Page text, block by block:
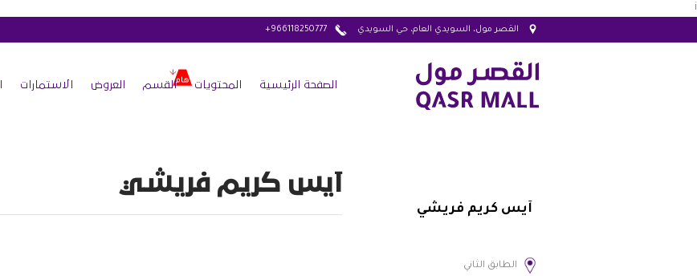
i
القصر مول، السويدي العام، حي السويدي +966118250777
الصفحة الرئيسية المحتويات القسم العروض الاستمارات
آيس كريم فريشي
الطابق الثاني
آيس كريم فريشي